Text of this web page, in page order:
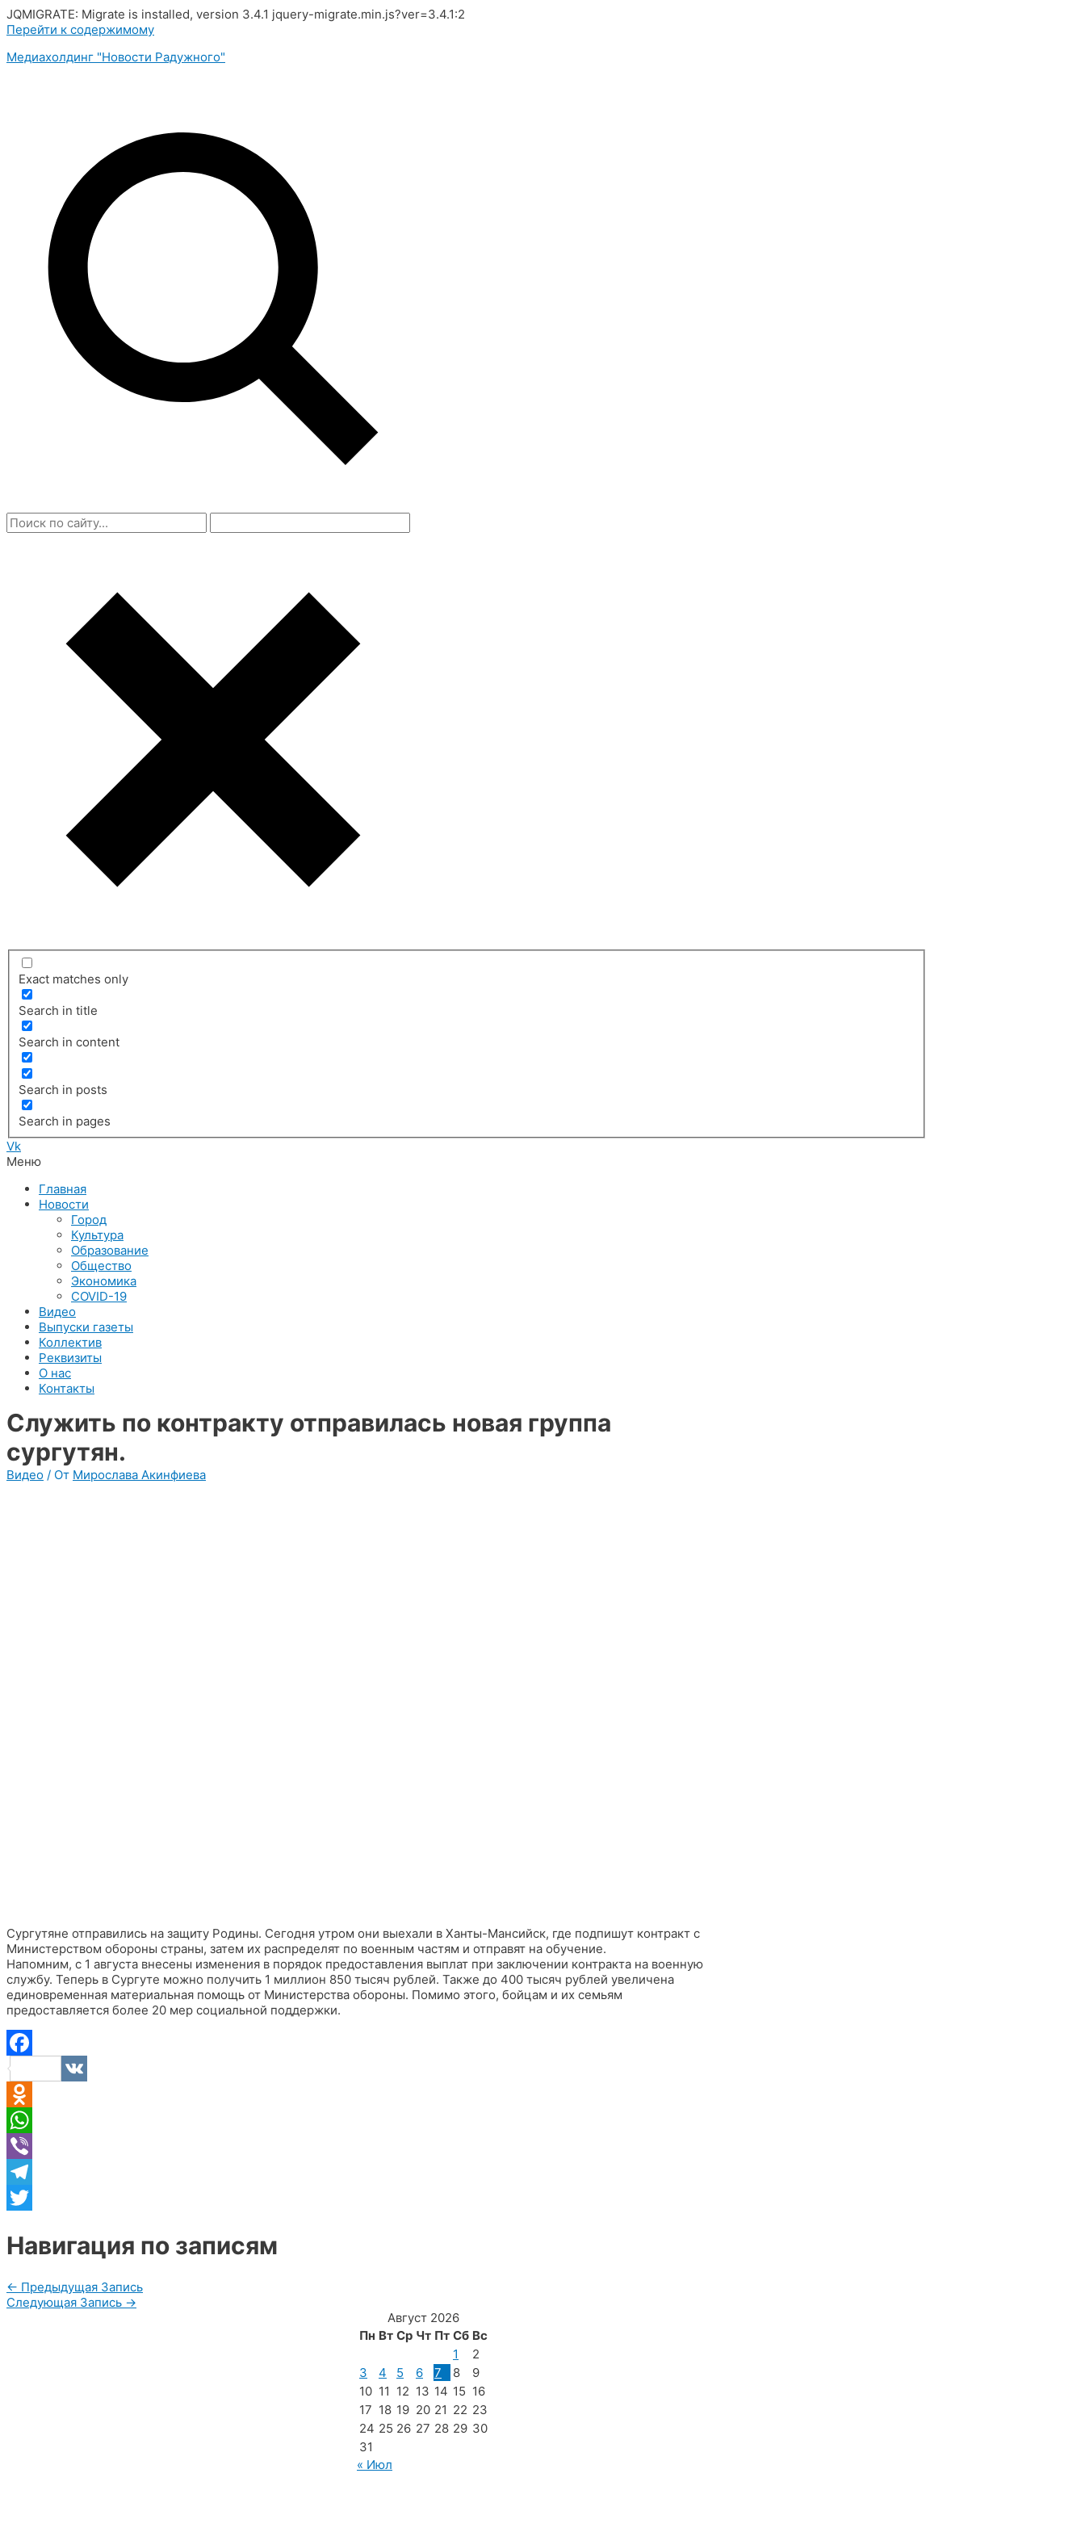
JQMIGRATE: Migrate is installed, version 3.4.1 jquery-migrate.min.js?ver=3.4.1:2
Перейти к содержимому
Медиахолдинг "Новости Радужного"
Exact matches only
Search in title
Search in content
Search in posts
Search in pages
Vk
Меню
Главная
Новости
Город
Культура
Образование
Общество
Экономика
COVID-19
Видео
Выпуски газеты
Коллектив
Реквизиты
О нас
Контакты
Служить по контракту отправилась новая группа
сургутян.
Видео / От Мирослава Акинфиева
Сургутяне отправились на защиту Родины. Сегодня утром они выехали в Ханты-Мансийск, где подпишут контракт с
Министерством обороны страны, затем их распределят по военным частям и отправят на обучение.
Напомним, с 1 августа внесены изменения в порядок предоставления выплат при заключении контракта на военную
службу. Теперь в Сургуте можно получить 1 миллион 850 тысяч рублей. Также до 400 тысяч рублей увеличена
единовременная материальная помощь от Министерства обороны. Помимо этого, бойцам и их семьям
предоставляется более 20 мер социальной поддержки.
Facebook
VK
Odnoklassniki
WhatsApp
Viber
Telegram
Навигация по записям
← Предыдущая Запись
Следующая Запись →
Август 2026
Пн Вт Ср Чт Пт Сб Вс
1
2
3
4 5 6 7 8
9
10 11 12 13 14 15 16
17 18 19 20 21 22 23
24 25 26 27 28 29 30
31
« Июл